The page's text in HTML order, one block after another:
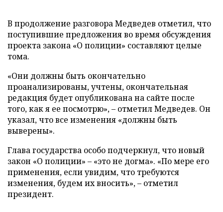
В продолжение разговора Медведев отметил, что
поступившие предложения во время обсуждения
проекта закона «О полиции» составляют целые
тома.
«Они должны быть окончательно
проанализированы, учтены, окончательная
редакция будет опубликована на сайте после
того, как я ее посмотрю», – отметил Медведев. Он
указал, что все изменения «должны быть
выверены».
Глава государства особо подчеркнул, что новый
закон «О полиции» – «это не догма». «По мере его
применения, если увидим, что требуются
изменения, будем их вносить», – отметил
президент.